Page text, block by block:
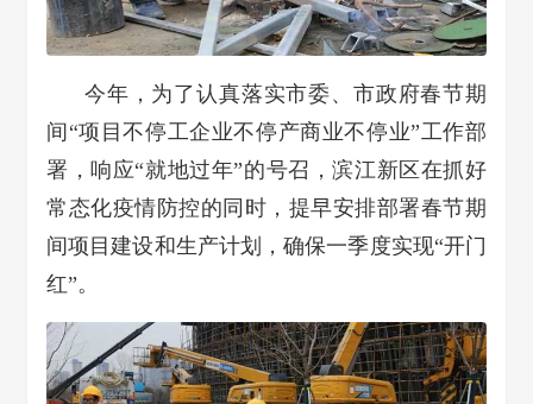
今年， 为了认真落实市委、市政府春节期
间 “项目不停工企业不停产商业不停业”工作部
署，响应“就地过年”的号召，滨江新区在抓好
常态化疫情防控的同时， 提早安排部署春节期
间项目建设和生产计划，确保一季度实现“开门
红”。